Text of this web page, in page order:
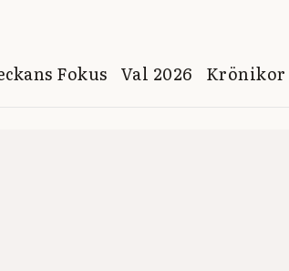
Fokus Val 2026 Krönikor